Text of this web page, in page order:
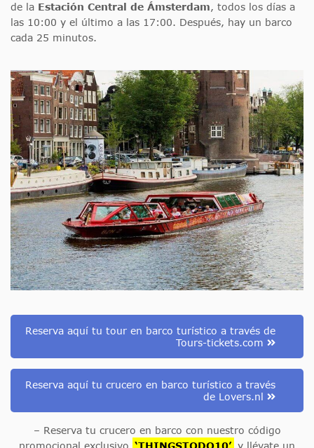
de la Estación Central de Ámsterdam, todos los días a
las 10:00 y el último a las 17:00. Después, hay un barco
cada 25 minutos.
Reserva aquí tu tour en barco turístico a través de
Tours-tickets.com
Reserva aquí tu crucero en barco turístico a través
de Lovers.nl
– Reserva tu crucero en barco con nuestro código
promocional exclusivo ‘THINGSTODO10’ y llévate un